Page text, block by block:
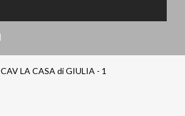
CAV LA CASA di GIULIA - 1